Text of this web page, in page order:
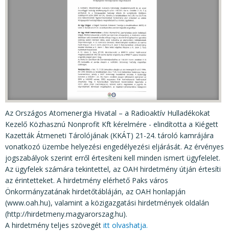
KIADVÁNYOK, JELENTÉSEK
NYOMTATVÁNYOK, SZOFTVEREK
Az Országos Atomenergia Hivatal – a Radioaktív Hulladékokat
Kezelő Közhasznú Nonprofit Kft kérelmére - elindította a Kiégett
Kazetták Átmeneti Tárolójának (KKÁT) 21-24. tároló kamrájára
vonatkozó üzembe helyezési engedélyezési eljárását. Az érvényes
jogszabályok szerint erről értesíteni kell minden ismert ügyfelelet.
Az ügyfelek számára tekintettel, az OAH hirdetmény útján értesíti
az érintetteket. A hirdetmény elérhető Paks város
Önkormányzatának hirdetőtábláján, az OAH honlapján
(www.oah.hu), valamint a közigazgatási hirdetmények oldalán
(http://hirdetmeny.magyarorszag.hu).
A hirdetmény teljes szövegét itt olvashatja.